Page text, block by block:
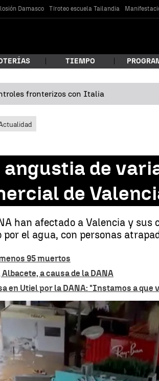
Damasco Tiroteo escuela Tailandia
buscando?
TIEMPO
fronterizos con Italia
angustia de
de
han afectado a Valencia y
el agua, con personas
95 muertos
a causa de la DANA
en Utiel por la DANA: "Instamos a que